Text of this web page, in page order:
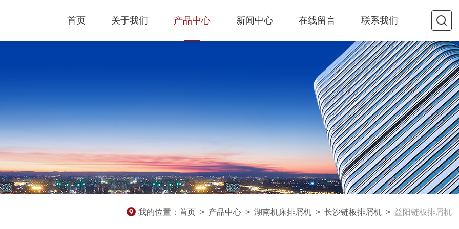
首页 关于我们 产品中心 新闻中心 在线留言 联系我们
我的位置： 首页 > 产品中心 > 湖南机床排屑机 > 长沙链板排屑机 > 益阳链板排屑机